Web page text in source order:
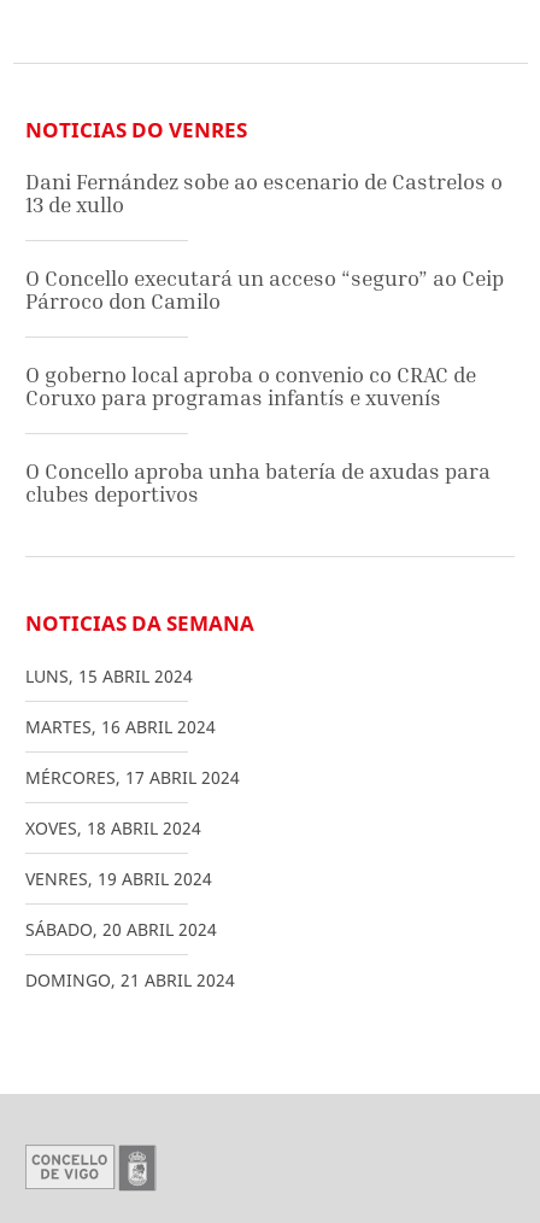
NOTICIAS DO VENRES
Dani Fernández sobe ao escenario de Castrelos o
13 de xullo
O Concello executará un acceso “seguro” ao Ceip
Párroco don Camilo
O goberno local aproba o convenio co CRAC de
Coruxo para programas infantís e xuvenís
O Concello aproba unha batería de axudas para
clubes deportivos
NOTICIAS DA SEMANA
LUNS, 15 ABRIL 2024
MARTES, 16 ABRIL 2024
MÉRCORES, 17 ABRIL 2024
XOVES, 18 ABRIL 2024
VENRES, 19 ABRIL 2024
SÁBADO, 20 ABRIL 2024
DOMINGO, 21 ABRIL 2024